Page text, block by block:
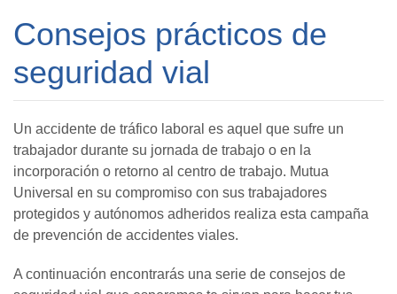
Consejos prácticos de
seguridad vial
Un accidente de tráfico laboral es aquel que sufre un
trabajador durante su jornada de trabajo o en la
incorporación o retorno al centro de trabajo. Mutua
Universal en su compromiso con sus trabajadores
protegidos y autónomos adheridos realiza esta campaña
de prevención de accidentes viales.
A continuación encontrarás una serie de consejos de